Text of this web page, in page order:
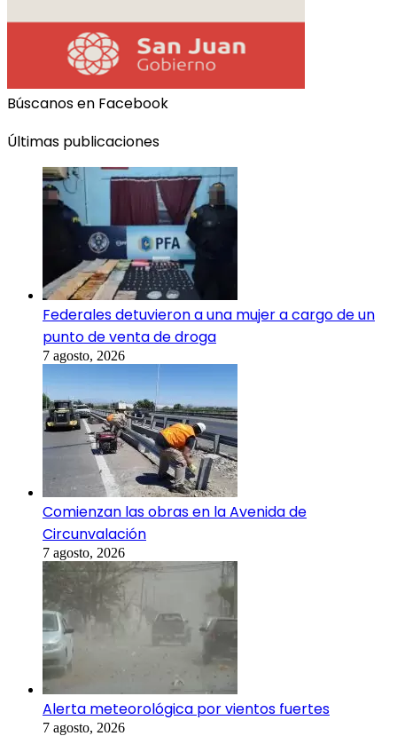
Búscanos en Facebook
Últimas publicaciones
Federales detuvieron a una mujer a cargo de un
punto de venta de droga
7 agosto, 2026
Comienzan las obras en la Avenida de
Circunvalación
7 agosto, 2026
Alerta meteorológica por vientos fuertes
7 agosto, 2026